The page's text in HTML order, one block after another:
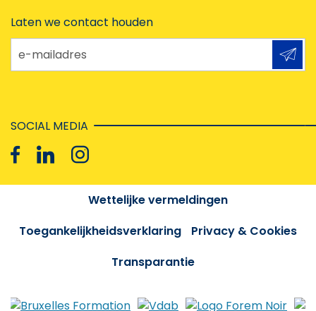
Laten we contact houden
e-mailadres
SOCIAL MEDIA
Wettelijke vermeldingen
Toegankelijkheidsverklaring
Privacy & Cookies
Transparantie